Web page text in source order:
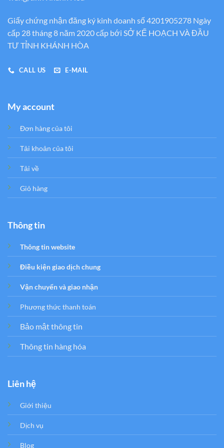
Giấy chứng nhận đăng ký kinh doanh số 4201905278 Ngày
cấp 28 tháng 8 năm 2020 cấp bới SỞ KẾ HOẠCH VÀ ĐẦU
TƯ TỈNH KHÁNH HÒA
CALL US E-MAIL
My account
Đơn hàng của tôi
Tải khoản của tôi
Tải về
Giỏ hàng
Thông tin
Thông tin website
Điều kiện giao dịch chung
Vận chuyển và giao nhận
Phương thức thanh toán
Bảo mật thông tin
Thông tin hàng hóa
Liên hệ
Giới thiệu
Dịch vụ
Blog